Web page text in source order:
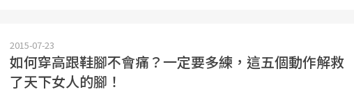
2015-07-23
如何穿高跟鞋腳不會痛？一定要多練，這五個動作解救
了天下女人的腳！